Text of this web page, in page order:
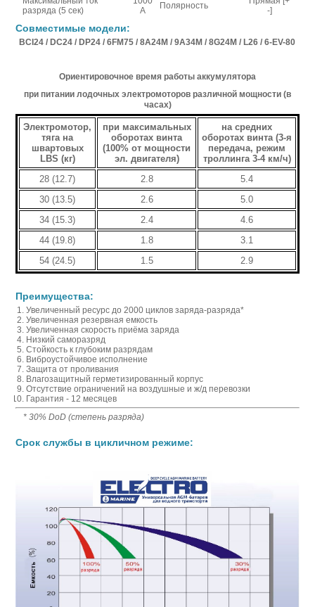
разряда (5 сек)
А
Полярность
-]
Совместимые модели:
BCI24 / DC24 / DP24 / 6FM75 / 8A24M / 9A34M / 8G24M / L26 / 6-EV-80
Ориентировочное время работы аккумулятора
при питании лодочных электромоторов различной мощности (в
часах)
Электромотор,
тяга на
швартовых
LBS (кг)
при максимальных
оборотах винта
(100% от мощности
эл. двигателя)
на средних
оборотах винта (3-я
передача, режим
троллинга 3-4 км/ч)
28 (12.7)
2.8
5.4
30 (13.5)
2.6
5.0
34 (15.3)
2.4
4.6
44 (19.8)
1.8
3.1
54 (24.5)
1.5 2.9
Преимущества:
Увеличенный ресурс до 2000 циклов заряда-разряда*
Увеличенная резервная емкость
Увеличенная скорость приёма заряда
Низкий саморазряд
Стойкость к глубоким разрядам
Виброустойчивое исполнение
Защита от проливания
Влагозащитный герметизированный корпус
Отсутствие ограничений на воздушные и ж/д перевозки
Гарантия - 12 месяцев
* 30% DoD (степень разряда)
Срок службы в цикличном режиме: